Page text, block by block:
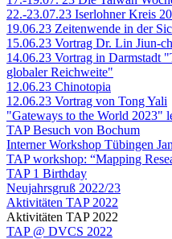
22.-23.07.23 Iserlohner Kreis
19.06.23 Zeitenwende in der
15.06.23 Vortrag Dr. Lin Jiun-
14.06.23 Vortrag in Darmstadt
globaler Reichweite"
12.06.23 Chinotopia
12.06.23 Vortrag von Tong Yali
"Gateways to the World 2023"
TAP Besuch von Bochum
Interner Workshop Tübingen
TAP workshop: “Mapping
TAP 1 Birthday
Neujahrsgruß 2022/23
Aktivitäten TAP 2022
Aktivitäten TAP 2022
TAP @ DVCS 2022